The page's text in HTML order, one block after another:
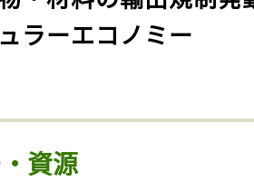
ラーエコノミー
資源